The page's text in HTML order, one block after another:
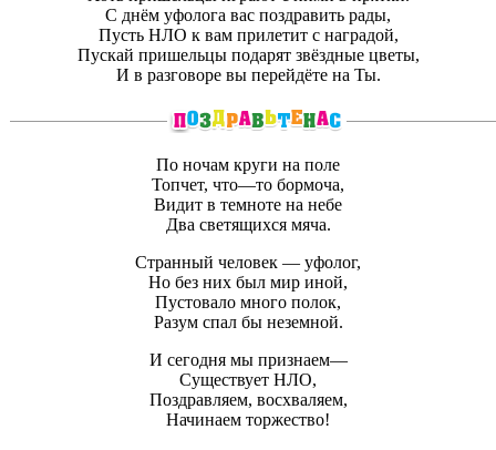
С днём уфолога вас поздравить рады,
Пусть НЛО к вам прилетит с наградой,
Пускай пришельцы подарят звёздные цветы,
И в разговоре вы перейдёте на Ты.
По ночам круги на поле
Топчет, что—то бормоча,
Видит в темноте на небе
Два светящихся мяча.
Странный человек — уфолог,
Но без них был мир иной,
Пустовало много полок,
Разум спал бы неземной.
И сегодня мы признаем—
Существует НЛО,
Поздравляем, восхваляем,
Начинаем торжество!